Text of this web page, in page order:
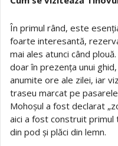
În primul rând, este
foarte interesantă,
mai ales atunci când
doar în prezența unui
anumite ore ale zilei, iar
traseu marcat pe
Mohoșul a fost declarat
aici a fost construit
din pod și plăci din lemn.